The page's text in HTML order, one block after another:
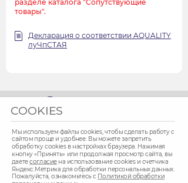
разделе каталога "Сопутствующие
товары".
Декларация о соответствии AQUALITY
луЧпСТАЯ
© 2020 Увинская Жемчужина
Официальный Интернет-магазин «Увинская
жемчужина» — оптовая и розничная продажа
природной минеральной воды и сладких
безалкогольных напитков.
COOKIES
Мы используем файлы cookies, чтобы сделать работу с
сайтом проще и удобнее. Вы можете запретить
обработку сookies в настройках браузера. Нажимая
кнопку «Принять» или продолжая просмотр сайта, вы
даетесогласиена использование cookies и счетчика
Яндекс.Метрика для обработки персональных данных.
Пожалуйста, ознакомьтесь с Политикой обработки